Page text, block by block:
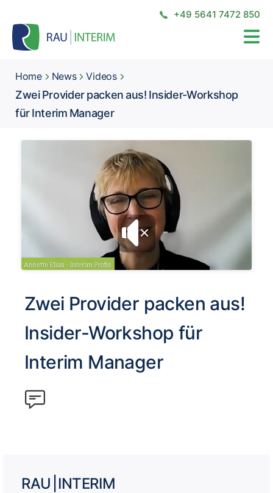
+49 5641 7472 850
Home News Videos
Zwei Provider packen aus! Insider-Workshop
für Interim Manager
Zwei Provider packen aus!
Insider-Workshop für
Interim Manager
RAU | INTERIM